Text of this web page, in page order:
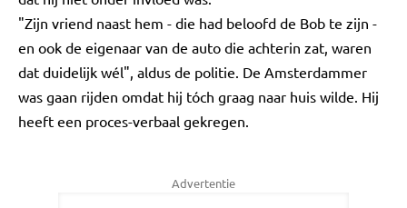
"Zijn vriend naast hem - die had beloofd de Bob te zijn -
en ook de eigenaar van de auto die achterin zat, waren
dat duidelijk wél", aldus de politie. De Amsterdammer
was gaan rijden omdat hij tóch graag naar huis wilde. Hij
heeft een proces-verbaal gekregen.
Advertentie